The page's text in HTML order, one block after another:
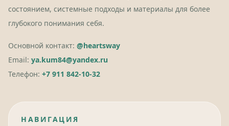
состоянием, системные подходы и материалы для более
глубокого понимания себя.
Основной контакт: @heartsway
Email: ya.kum84@yandex.ru
Телефон: +7 911 842-10-32
НАВИГАЦИЯ